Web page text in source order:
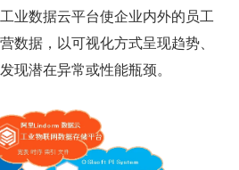
业数据云平台使企业内外的员工
数据，以可视化方式呈现趋势、
现潜在异常或性能瓶颈。